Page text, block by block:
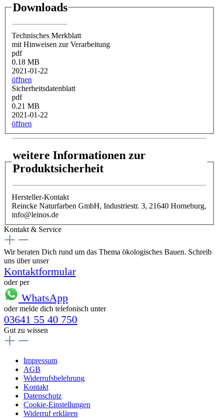
Downloads
Technisches Merkblatt
mit Hinweisen zur Verarbeitung
pdf
0.18 MB
2021-01-22
öffnen
Sicherheitsdatenblatt
pdf
0.21 MB
2021-01-22
öffnen
weitere Informationen zur
Produktsicherheit
Hersteller-Kontakt
Reincke Naturfarben GmbH, Industriestr. 3, 21640 Horneburg,
info@leinos.de
Kontakt & Service
Wir beraten Dich rund um das Thema ökologisches Bauen. Schreib
uns über unser
Kontaktformular
oder per
WhatsApp
oder melde dich telefonisch unter
03641 55 40 750
Gut zu wissen
Impressum
AGB
Widerrufsbelehrung
Kontakt
Datenschutz
Cookie-Einstellungen
Widerruf erklären